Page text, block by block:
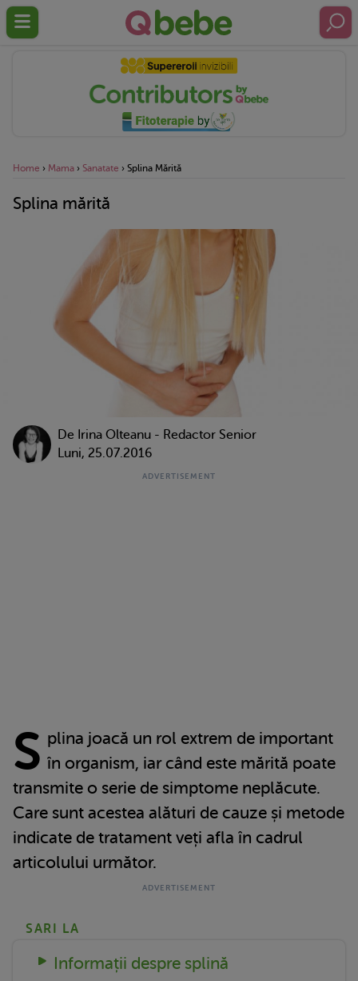
Home › Mama › Sanatate › Splina Mărită
Splina mărită
De Irina Olteanu - Redactor Senior
Luni, 25.07.2016
S plina joacă un rol extrem de important
în organism, iar când este mărită poate
transmite o serie de simptome neplăcute.
Care sunt acestea alături de cauze și metode
indicate de tratament veți afla în cadrul
articolului următor.
SARI LA
Informații despre splină